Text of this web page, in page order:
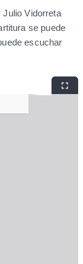
Julio Vidorreta
se puede
escuchar